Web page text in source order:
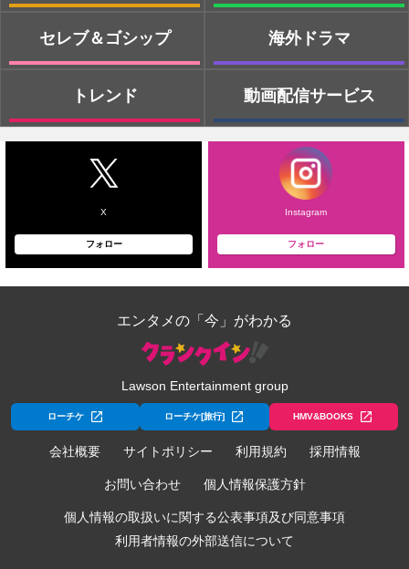
セレブ＆ゴシップ
トレンド
海外ドラマ
動画配信サービス
X
フォロー
Instagram
フォロー
エンタメの「今」がわかる
Lawson Entertainment group
ローチケ ローチケ[旅行] HMV&BOOKS
会社概要 サイトポリシー 利用規約 採用情報
お問い合わせ 個人情報保護方針
個人情報の取扱いに関する公表事項及び同意事項
利用者情報の外部送信について